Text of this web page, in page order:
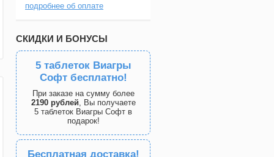
подробнее об оплате
СКИДКИ И БОНУСЫ
5 таблеток Виагры
Софт бесплатно!
При заказе на сумму более
2190 рублей, Вы получаете
5 таблеток Виагры Софт в
подарок!
Бесплатная доставка!